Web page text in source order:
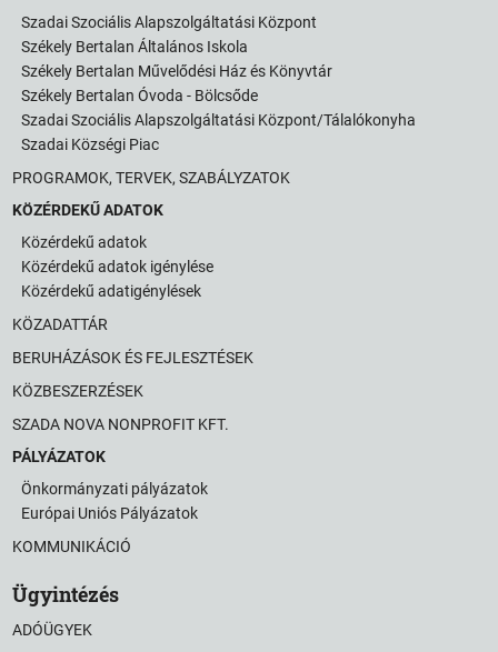
Szadai Szociális Alapszolgáltatási Központ
Székely Bertalan Általános Iskola
Székely Bertalan Művelődési Ház és Könyvtár
Székely Bertalan Óvoda - Bölcsőde
Szadai Szociális Alapszolgáltatási Központ/Tálalókonyha
Szadai Községi Piac
PROGRAMOK, TERVEK, SZABÁLYZATOK
KÖZÉRDEKŰ ADATOK
Közérdekű adatok
Közérdekű adatok igénylése
Közérdekű adatigénylések
KÖZADATTÁR
BERUHÁZÁSOK ÉS FEJLESZTÉSEK
KÖZBESZERZÉSEK
SZADA NOVA NONPROFIT KFT.
PÁLYÁZATOK
Önkormányzati pályázatok
Európai Uniós Pályázatok
KOMMUNIKÁCIÓ
Ügyintézés
ADÓÜGYEK